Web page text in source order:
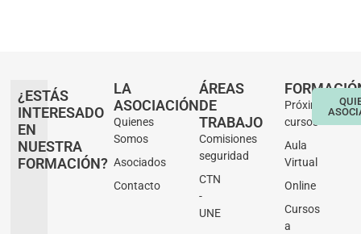
¿ESTÁS
INTERESADO
EN
NUESTRA
FORMACIÓN?
LA
ASOCIACIÓN
Quienes
Somos
Asociados
Contacto
ÁREAS
DE
TRABAJO
Comisiones
seguridad
CTN
-
UNE
Próximos
cursos
Aula
Virtual
Online
Cursos
a